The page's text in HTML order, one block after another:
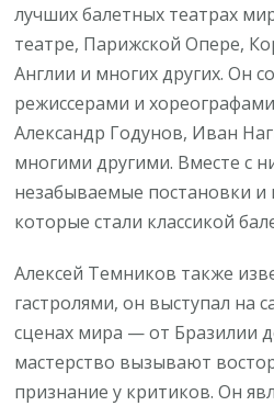
лучших балетных театрах
театре, Парижской Опере,
Англии и многих других. Он
режиссерами и
Александр Годунов, Иван
многими другими. Вместе с
незабываемые постановки и
которые стали классикой
Алексей Темников также
гастролями, он выступал на
сценах мира — от Бразилии
мастерство вызывают
признание у критиков. Он